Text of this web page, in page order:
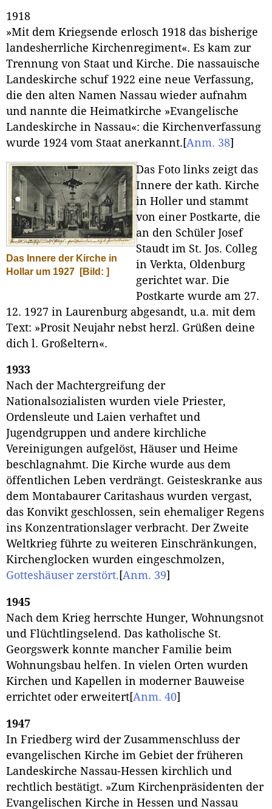
1918
»Mit dem Kriegsende erlosch 1918 das bisherige
landesherrliche Kirchenregiment«. Es kam zur
Trennung von Staat und Kirche. Die nassauische
Landeskirche schuf 1922 eine neue Verfassung,
die den alten Namen Nassau wieder aufnahm
und nannte die Heimatkirche »Evangelische
Landeskirche in Nassau«: die Kirchenverfassung
wurde 1924 vom Staat anerkannt. [Anm. 38]
Das Innere der Kirche in
Hollar um 1927
[Bild: ]
Das Foto links zeigt das
Innere der kath. Kirche
in Holler und stammt
von einer Postkarte, die
an den Schüler Josef
Staudt im St. Jos. Colleg
in Verkta, Oldenburg
gerichtet war. Die
Postkarte wurde am 27.
12. 1927 in Laurenburg abgesandt, u.a. mit dem
Text: »Prosit Neujahr nebst herzl. Grüßen deine
dich l. Großeltern«.
1933
Nach der Machtergreifung der
Nationalsozialisten wurden viele Priester,
Ordensleute und Laien verhaftet und
Jugendgruppen und andere kirchliche
Vereinigungen aufgelöst, Häuser und Heime
beschlagnahmt. Die Kirche wurde aus dem
öffentlichen Leben verdrängt. Geisteskranke aus
dem Montabaurer Caritashaus wurden vergast,
das Konvikt geschlossen, sein ehemaliger Regens
ins Konzentrationslager verbracht. Der Zweite
Weltkrieg führte zu weiteren Einschränkungen,
Kirchenglocken wurden eingeschmolzen,
Gotteshäuser zerstört. [Anm. 39]
1945
Nach dem Krieg herrschte Hunger, Wohnungsnot
und Flüchtlingselend. Das katholische St.
Georgswerk konnte mancher Familie beim
Wohnungsbau helfen. In vielen Orten wurden
Kirchen und Kapellen in moderner Bauweise
errichtet oder erweitert[Anm. 40]
1947
In Friedberg wird der Zusammenschluss der
evangelischen Kirche im Gebiet der früheren
Landeskirche Nassau-Hessen kirchlich und
rechtlich bestätigt. »Zum Kirchenpräsidenten der
Evangelischen Kirche in Hessen und Nassau